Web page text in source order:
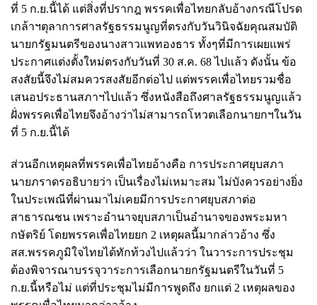
ที่ 5 ก.ย.นี้ได้ แต่สิ่งที่ปรากฎ พรรคเพื่อไทยกลับอ้างกรณีโปรด
เกล้าฯตุลาการศาลรัฐธรรมนูญที่ตรงกับวันวินิจฉัยคุณสมบัติ
นายกรัฐมนตรีของนางสาวแพทองธาร ทั้งๆที่มีการเผยแพร่
ประกาศแต่งตั้งใหม่ตรงกับวันที่ 30 ส.ค. 68 ไปแล้ว ดังนั้น ข้อ
สงสัยนี้จึงไม่สมควรสงสัยอีกต่อไป แต่พรรคเพื่อไทยรวมชื่อ
เสนอประธานสภาฯไปแล้ว ซึ่งหนังสือถึงศาลรัฐธรรมนูญแล้ว
ฝั่งพรรคเพื่อไทยจึงอ้างว่าไม่สามารถโหวตเลือกนายกฯในวัน
ที่ 5 ก.ย.นี้ได้
ส่วนอีกเหตุผลที่พรรคเพื่อไทยอ้างคือ การประกาศยุบสภา
นายภราดรอธิบายว่า เป็นเรื่องไม่เหมาะสม ไม่บังควรอย่างยิ่ง
ในประเพณีที่ผ่านมาไม่เคยมีการประกาศยุบสภาต่อ
สาธารณชน เพราะอำนาจยุบสภาเป็นอำนาจของพระมหา
กษัตริย์ โดยพรรคเพื่อไทยยก 2 เหตุผลนี้มากล่าวอ้าง ซึ่ง
สส.พรรคภูมิใจไทยได้ทักท้วงไปแล้วว่า ในวาระการประชุม
ต้องพิจารณาบรรจุวาระการเลือกนายกรัฐมนตรีในวันที่ 5
ก.ย.นี้หรือไม่ แต่ที่ประชุมไม่มีการพูดถึง ยกแต่ 2 เหตุผลของ